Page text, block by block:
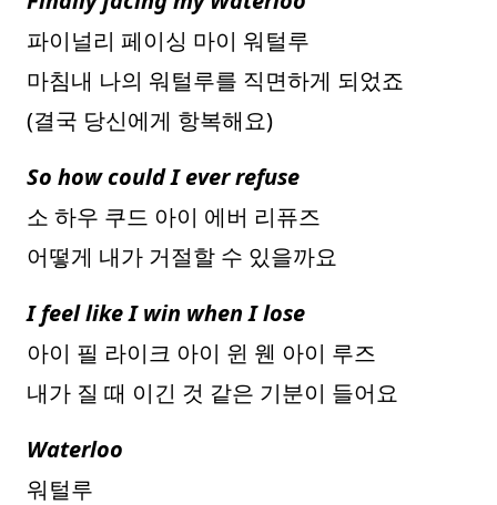
파이널리 페이싱 마이 워털루
마침내 나의 워털루를 직면하게 되었죠
(결국 당신에게 항복해요)
So how could I ever refuse
소 하우 쿠드 아이 에버 리퓨즈
어떻게 내가 거절할 수 있을까요
I feel like I win when I lose
아이 필 라이크 아이 윈 웬 아이 루즈
내가 질 때 이긴 것 같은 기분이 들어요
Waterloo
워털루